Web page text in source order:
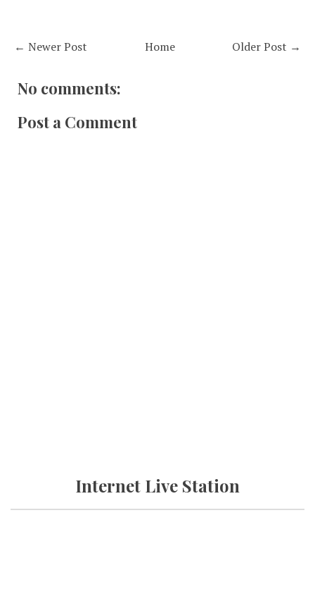
← Newer Post Older Post →
Home
No comments:
Post a Comment
Internet Live Station